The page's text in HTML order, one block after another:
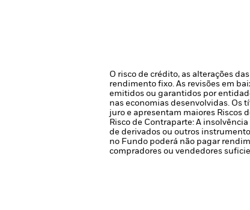
O risco de crédito, as alterações
rendimento fixo. As revisões em
emitidos ou garantidos por
nas economias desenvolvidas. Os
juro e apresentam maiores Riscos
Risco de Contraparte: A
de derivados ou outros
no Fundo poderá não pagar
compradores ou vendedores